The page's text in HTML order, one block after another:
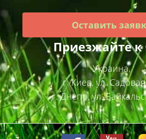
Оставить
Приезжайте
Украина,
г. Киев, ул.
г. Днепр, ул.